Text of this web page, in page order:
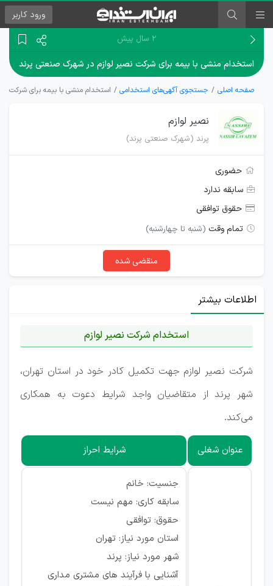
ورود کاربر
۲ سال پیش
استخدام منشی با بیمه برای شرکت نصیر لوازم در شهرک صنعتی پرند
صفحه اصلی جستجوی آگهی‌های استخدامی استخدام منشی با بیمه برای شرکت
نصیر لوازم
پرند (شهرک صنعتی پرند)
حضوری
سابقه ندارد
حقوق توافقی
تمام وقت (شنبه تا چهارشنبه)
منقضی شده
اطلاعات بیشتر
استخدام شرکت نصیر لوازم
شرکت نصیر لوازم جهت تکمیل کادر خود در استان تهران،
شهر پرند از متقاضیان واجد شرایط دعوت به همکاری
می‌کند.
عنوان شغلی شرایط احراز
جنسیت: خانم
سابقه کاری: مهم نیست
حقوق: توافقی
استان مورد نیاز: تهران
شهر مورد نیاز: پرند
آشنایی با فرآیند های مشتری مداری